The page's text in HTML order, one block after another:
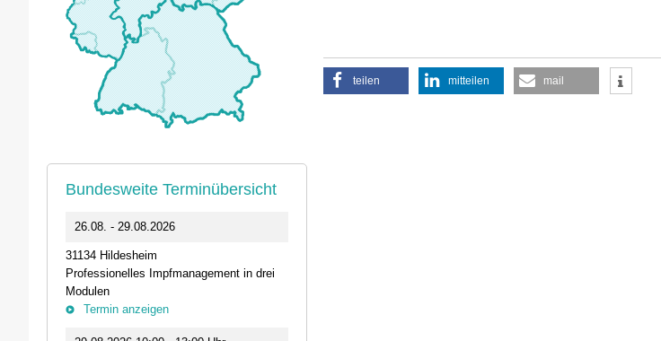
teilen mitteilen mail
Bundesweite Terminübersicht
26.08. - 29.08.2026
31134 Hildesheim
Professionelles Impfmanagement in drei
Modulen
Termin anzeigen